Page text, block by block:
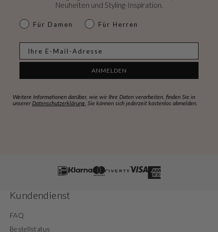
Neuheiten und Styling-Inspiration.
dames & heren
Für Damen Für Herren
ANMELDEN
Weitere Informationen darüber, wie wir Ihre Daten verarbeiten, finden Sie in
unserer Datenschutzerklärung. Sie können sich jederzeit kostenlos abmelden.
Kundendienst
FAQ
Bestellstatus